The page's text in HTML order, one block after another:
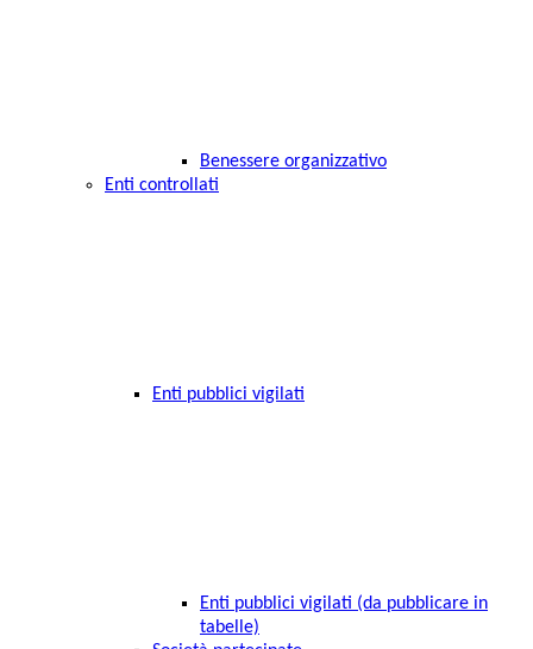
Benessere organizzativo
Enti controllati
Enti pubblici vigilati
Enti pubblici vigilati (da pubblicare in
tabelle)